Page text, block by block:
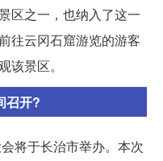
区之一，也纳入了这一
往云冈石窟游览的游客
该景区。
召开?
将于长治市举办。本次